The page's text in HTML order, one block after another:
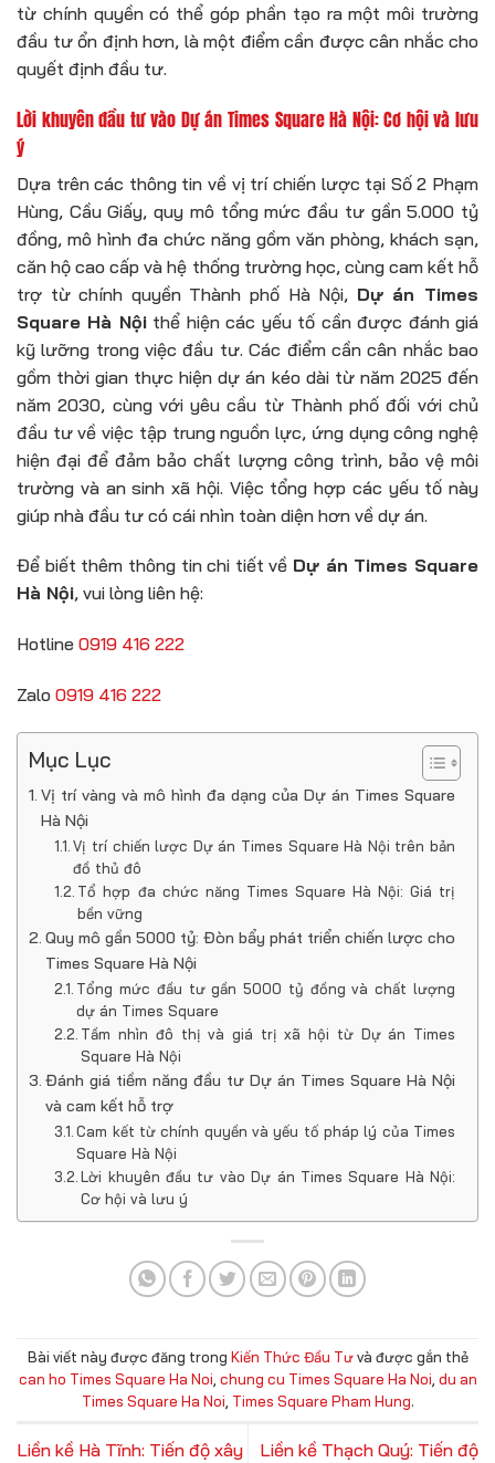
từ chính quyền có thể góp phần tạo ra một môi trường
đầu tư ổn định hơn, là một điểm cần được cân nhắc cho
quyết định đầu tư.
Lời khuyên đầu tư vào Dự án Times Square Hà Nội: Cơ hội và lưu
ý
Dựa trên các thông tin về vị trí chiến lược tại Số 2 Phạm
Hùng, Cầu Giấy, quy mô tổng mức đầu tư gần 5.000 tỷ
đồng, mô hình đa chức năng gồm văn phòng, khách sạn,
căn hộ cao cấp và hệ thống trường học, cùng cam kết hỗ
trợ từ chính quyền Thành phố Hà Nội, Dự án Times
Square Hà Nộithể hiện các yếu tố cần được đánh giá
kỹ lưỡng trong việc đầu tư. Các điểm cần cân nhắc bao
gồm thời gian thực hiện dự án kéo dài từ năm 2025 đến
năm 2030, cùng với yêu cầu từ Thành phố đối với chủ
đầu tư về việc tập trung nguồn lực, ứng dụng công nghệ
hiện đại để đảm bảo chất lượng công trình, bảo vệ môi
trường và an sinh xã hội. Việc tổng hợp các yếu tố này
giúp nhà đầu tư có cái nhìn toàn diện hơn về dự án.
Để biết thêm thông tin chi tiết về Dự án Times Square
Hà Nội, vui lòng liên hệ:
Hotline 0919 416 222
Zalo 0919 416 222
Mục Lục
Vị trí vàng và mô hình đa dạng của Dự án Times Square
Hà Nội
Vị trí chiến lược Dự án Times Square Hà Nội trên bản
đồ thủ đô
Tổ hợp đa chức năng Times Square Hà Nội: Giá trị
bền vững
Quy mô gần 5000 tỷ: Đòn bẩy phát triển chiến lược cho
Times Square Hà Nội
Tổng mức đầu tư gần 5000 tỷ đồng và chất lượng
dự án Times Square
Tầm nhìn đô thị và giá trị xã hội từ Dự án Times
Square Hà Nội
Đánh giá tiềm năng đầu tư Dự án Times Square Hà Nội
và cam kết hỗ trợ
Cam kết từ chính quyền và yếu tố pháp lý của Times
Square Hà Nội
Lời khuyên đầu tư vào Dự án Times Square Hà Nội:
Cơ hội và lưu ý
Bài viết này được đăng trong Kiến Thức Đầu Tưvà được gắn thẻ
can ho Times Square Ha Noi, chung cu Times Square Ha Noi, du an
Times Square Ha Noi, Times Square Pham Hung.
Liền kề Hà Tĩnh: Tiến độ xây Liền kề Thạch Quý: Tiến độ